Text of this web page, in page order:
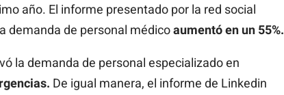
año. El informe presentado por la red social
demanda de personal médicoaumentó en un 55%.
la demanda de personal especializado en
De igual manera, el informe de Linkedin